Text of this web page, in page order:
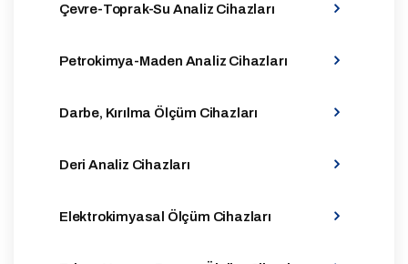
Çevre-Toprak-Su Analiz Cihazları
Petrokimya-Maden Analiz Cihazları
Darbe, Kırılma Ölçüm Cihazları
Deri Analiz Cihazları
Elektrokimyasal Ölçüm Cihazları